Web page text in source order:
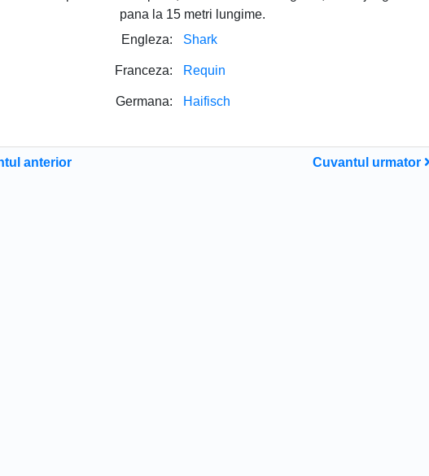
pana la 15 metri lungime.
Engleza:
Shark
Franceza: Requin
Germana: Haifisch
anterior Cuvantul urmator